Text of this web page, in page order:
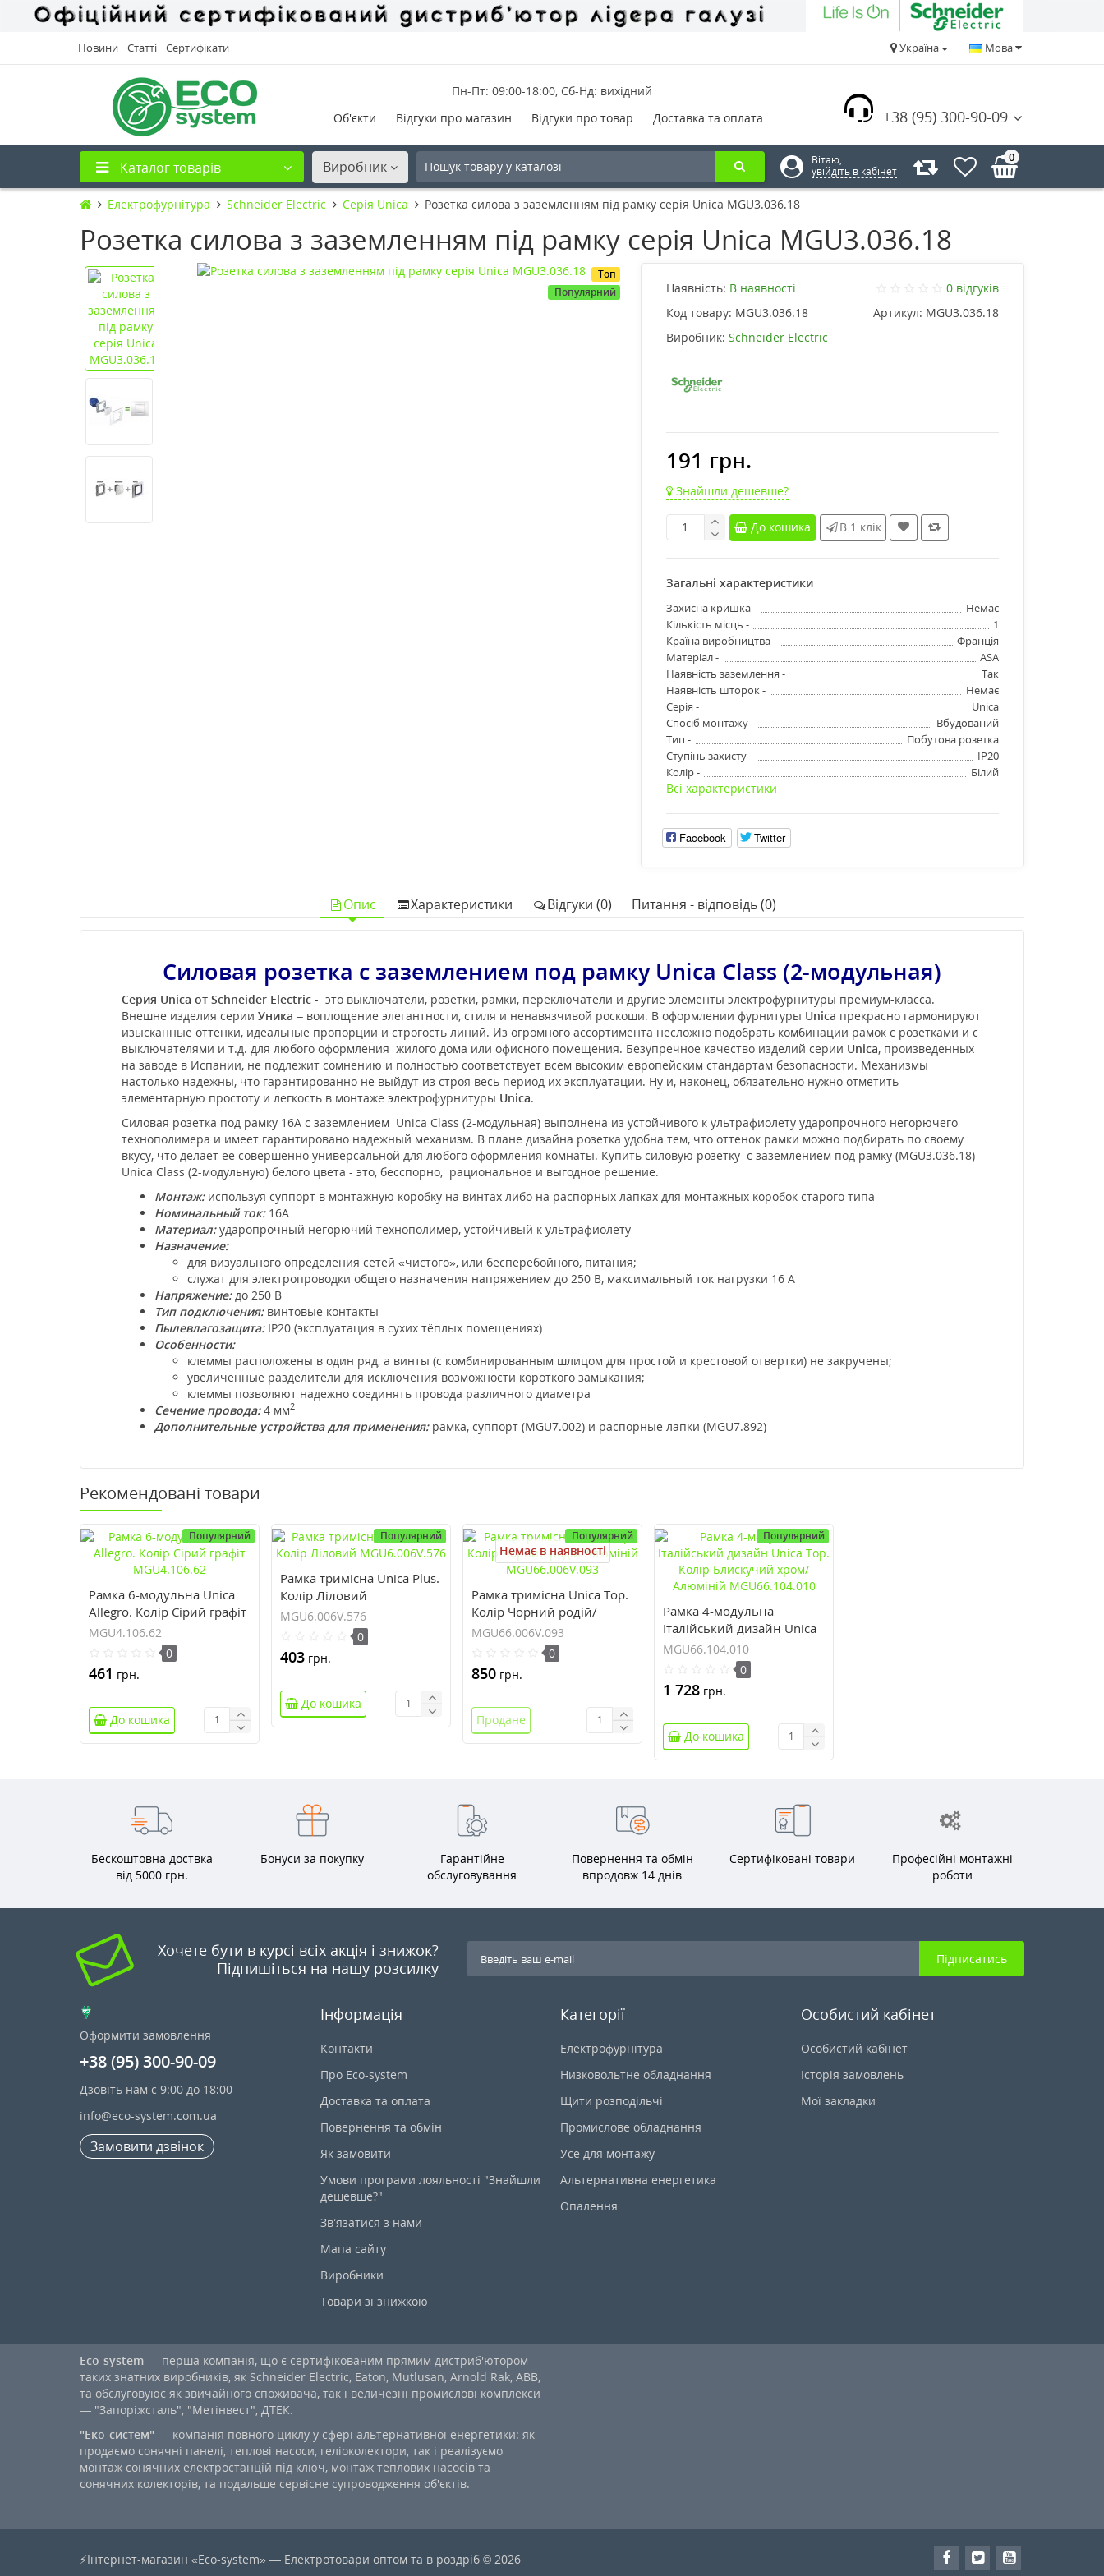
Новини Статті Сертифікати Мова
Україна
+38 (95) 300-90-09
Пн-Пт: 09:00-18:00, Сб-Нд: вихідний
Об'єкти
Відгуки про магазин Відгуки про товар Доставка та оплата
Каталог товарів Виробник
Вітаю,
увійдіть в кабінет
0
Електрофурнітура Schneider Electric Cерія Unica Розетка силова з заземленням під рамку серія Unica MGU3.036.18
Розетка силова з заземленням під рамку серія Unica MGU3.036.18
Топ
Популярний
Наявність: В наявності
0 відгуків
Код товару: MGU3.036.18 Артикул: MGU3.036.18
Виробник: Schneider Electric
191 грн.
Знайшли дешевше?
До кошика В 1 клік
Загальні характеристики
Захисна кришка -
Немає
Кількість місць -
1
Країна виробництва -
Франція
Матеріал -
ASA
Наявність заземлення -
Так
Наявність шторок -
Немає
Серія -
Unica
Спосіб монтажу -
Вбудований
Тип -
Побутова розетка
Ступінь захисту -
IP20
Колір -
Білий
Всі характеристики
Facebook Twitter
Опис Характеристики Відгуки (0) Питання - відповідь (0)
Силовая розетка c заземлением под рамку Unica Class (2-модульная)
Серия Unica от Schneider Electric - это выключатели, розетки, рамки, переключатели и другие элементы электрофурнитуры премиум-класса.
Внешне изделия серии Уника – воплощение элегантности, стиля и ненавязчивой роскоши. В оформлении фурнитуры Unica прекрасно гармонируют
изысканные оттенки, идеальные пропорции и строгость линий. Из огромного ассортимента несложно подобрать комбинации рамок с розетками и с
выключателями и т.д. для любого оформления жилого дома или офисного помещения. Безупречное качество изделий серии Unica, произведенных
на заводе в Испании, не подлежит сомнению и полностью соответствует всем высоким европейским стандартам безопасности. Механизмы
настолько надежны, что гарантированно не выйдут из строя весь период их эксплуатации. Ну и, наконец, обязательно нужно отметить
элементарную простоту и легкость в монтаже электрофурнитуры Unica.
Силовая розетка под рамку 16А с заземлением Unica Class (2-модульная) выполнена из устойчивого к ультрафиолету ударопрочного негорючего
технополимера и имеет гарантировано надежный механизм. В плане дизайна розетка удобна тем, что оттенок рамки можно подбирать по своему
вкусу, что делает ее совершенно универсальной для любого оформления комнаты. Купить силовую розетку с заземлением под рамку (MGU3.036.18)
Unica Class (2-модульную) белого цвета - это, бесспорно, рациональное и выгодное решение.
Монтаж:используя суппорт в монтажную коробку на винтах либо на распорных лапках для монтажных коробок старого типа
Номинальный ток:16А
Материал:ударопрочный негорючий технополимер, устойчивый к ультрафиолету
Назначение:
для визуального определения сетей «чистого», или бесперебойного, питания;
служат для электропроводки общего назначения напряжением до 250 В, максимальный ток нагрузки 16 А
Напряжение:до 250 В
Тип подключения:винтовые контакты
Пылевлагозащита:IP20 (эксплуатация в сухих тёплых помещениях)
Особенности:
клеммы расположены в один ряд, а винты (с комбинированным шлицом для простой и крестовой отвертки) не закручены;
увеличенные разделители для исключения возможности короткого замыкания;
клеммы позволяют надежно соединять провода различного диаметра
Сечение провода:4 мм2
Дополнительные устройства для применения:рамка, суппорт (MGU7.002) и распорные лапки (MGU7.892)
Рекомендовані товари
Популярний
Рамка 6-модульна Unica
Allegro. Колір Сірий графіт
MGU4.106.62
MGU4.106.62
0
461 грн.
До кошика
Популярний
Рамка тримісна Unica Plus.
Колір Ліловий
MGU6.006V.576
MGU6.006V.576
0
403 грн.
До кошика
Популярний
Немає в наявності
Рамка тримісна Unica Top.
Колір Чорний родій/
Алюміній
MGU66.006V.093
MGU66.006V.093
0
850 грн.
Продане
Популярний
Рамка 4-модульна
Італійський дизайн Unica
Top. Колір Блискучий
хром/Алюміній
MGU66.104.010
MGU66.104.010
0
1 728 грн.
До кошика
Бескоштовна доствка
від 5000 грн.
Бонуси за покупку
Гарантійне
обслуговування
Повернення та обмін
впродовж 14 днів
Сертифіковані товари
Професійні монтажні
роботи
Хочете бути в курсі всіх акція і знижок?
Підпишіться на нашу розсилку
Підписатись
Оформити замовлення
+38 (95) 300-90-09
Дзовіть нам с 9:00 до 18:00
info@eco-system.com.ua
Замовити дзвінок
Інформація
Контакти
Про Eco-system
Доставка та оплата
Повернення та обмін
Як замовити
Умови програми лояльності "Знайшли
дешевше?"
Зв’язатися з нами
Мапа сайту
Виробники
Товари зі знижкою
Категорії
Електрофурнітура
Низковольтне обладнання
Щити розподільчі
Промислове обладнання
Усе для монтажу
Альтернативна енергетика
Опалення
Особистий кабінет
Особистий кабінет
Історія замовлень
Мої закладки
Eco-system — перша компанія, що є сертифікованим прямим дистриб'ютором
таких знатних виробників, як Schneider Electric, Eaton, Mutlusan, Arnold Rak, ABB,
та обслуговуює як звичайного споживача, так і величезні промислові комплекси
— "Запоріжсталь", "Метінвест", ДТЕК.
"Еко-систем" — компанія повного циклу у сфері альтернативної енергетики: як
продаємо сонячні панелі, теплові насоси, геліоколектори, так і реалізуємо
монтаж сонячних електростанцій під ключ, монтаж теплових насосів та
сонячних колекторів, та подальше сервісне супроводження об'єктів.
⚡Інтернет-магазин «Eco-system» — Електротовари оптом та в роздріб © 2026